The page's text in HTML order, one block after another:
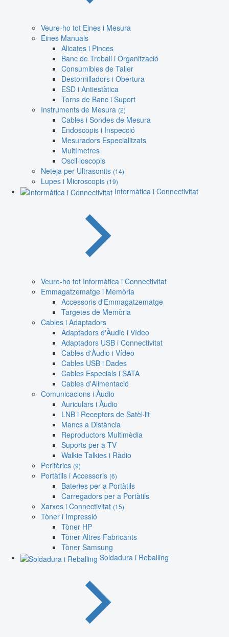
Veure-ho tot Eines i Mesura
Eines Manuals
Alicates i Pinces
Banc de Treball i Organització
Consumibles de Taller
Destornilladors i Obertura
ESD i Antiestàtica
Torns de Banc i Suport
Instruments de Mesura (2)
Cables i Sondes de Mesura
Endoscopis i Inspecció
Mesuradors Especialitzats
Multímetres
Oscil·loscopis
Neteja per Ultrasonits (14)
Lupes i Microscopis (19)
Informàtica i Connectivitat
Veure-ho tot Informàtica i Connectivitat
Emmagatzematge i Memòria
Accessoris d'Emmagatzematge
Targetes de Memòria
Cables i Adaptadors
Adaptadors d'Àudio i Vídeo
Adaptadors USB i Connectivitat
Cables d'Àudio i Vídeo
Cables USB i Dades
Cables Especials i SATA
Cables d'Alimentació
Comunicacions i Àudio
Auriculars i Àudio
LNB i Receptors de Satèl·lit
Mancs a Distància
Reproductors Multimèdia
Suports per a TV
Walkie Talkies i Ràdio
Perifèrics (9)
Portàtils i Accessoris (6)
Bateries per a Portàtils
Carregadors per a Portàtils
Xarxes i Connectivitat (15)
Tòner i Impressió
Tòner HP
Tòner Altres Fabricants
Tòner Samsung
Soldadura i Reballing